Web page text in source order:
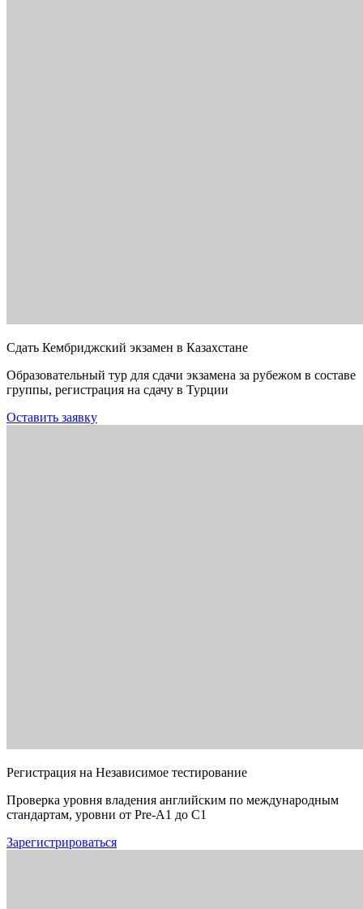
Сдать Кембриджский экзамен в Казахстане
Образовательный тур для сдачи экзамена за рубежом в составе
группы, регистрация на сдачу в Турции
Оставить заявку
Регистрация на Независимое тестирование
Проверка уровня владения английским по международным
стандартам, уровни от Pre-A1 до C1
Зарегистрироваться